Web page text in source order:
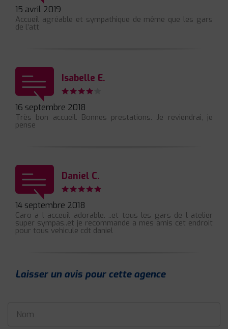
15 avril 2019
Accueil agréable et sympathique de même que les gars
de l’att
Isabelle E.
16 septembre 2018
Très bon accueil. Bonnes prestations. Je reviendrai, je
pense
Daniel C.
14 septembre 2018
Caro a l acceuil adorable. ..et tous les gars de l atelier
super sympas..et je recommande a mes amis cet endroit
pour tous vehicule cdt daniel
Laisser un avis pour cette agence